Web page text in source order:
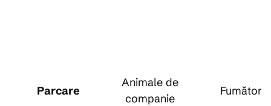
Parcare
Animale de
companie
Fumători